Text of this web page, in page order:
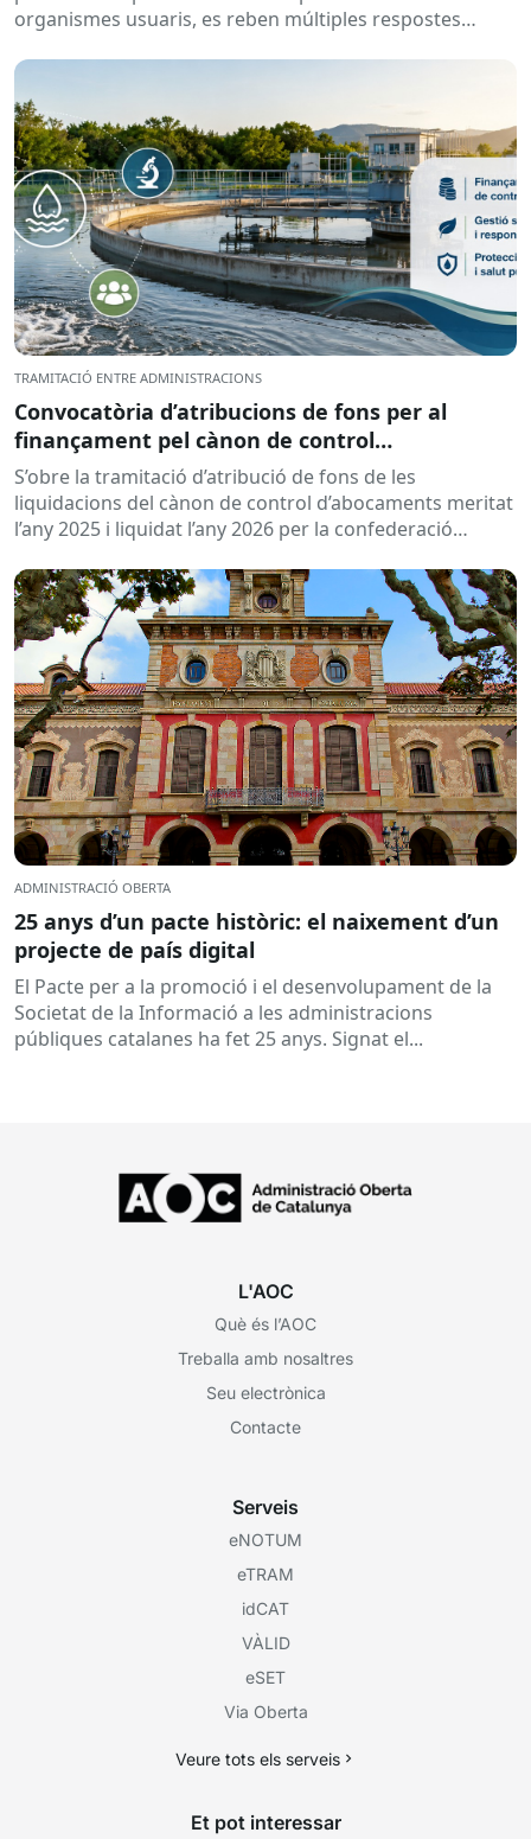
organismes usuaris, es reben múltiples respostes
TRAMITACIÓ ENTRE ADMINISTRACIONS
Convocatòria d’atribucions de fons per al
finançament pel cànon de control
d’abocaments meritat l’any 2025 i liquidat l’any
2026
S’obre la tramitació d’atribució de fons de les
liquidacions del cànon de control d’abocaments meritat
l’any 2025 i liquidat l’any 2026 per la confederació
ADMINISTRACIÓ OBERTA
25 anys d’un pacte històric: el naixement d’un
projecte de país digital
El Pacte per a la promoció i el desenvolupament de la
Societat de la Informació a les administracions
públiques catalanes ha fet 25 anys. Signat el...
L'AOC
Què és l’AOC
Treballa amb nosaltres
Seu electrònica
Contacte
Serveis
eNOTUM
eTRAM
idCAT
VÀLID
eSET
Via Oberta
Veure tots els serveis
Et pot interessar